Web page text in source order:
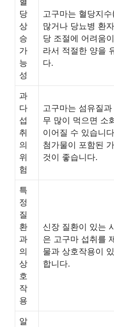
당
상
승
가
능
성
고구마는 혈당지
많거나 당뇨병 환
당 조절에 어려움
라서 적절한 양을
다.
과
다
섭
취
의
위
험
고구마는 섬유질
무 많이 먹으면 소
이어질 수 있습니
첨가물이 포함된
것이 좋습니다.
특
정
질
환
과
의
상
호
작
용
신장 질환이 있는
은 고구마 섭취를
물과 상호작용이
합니다.
알